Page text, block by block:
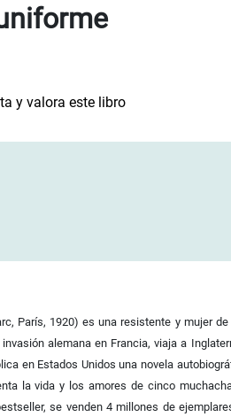
y valora este libro
París, 1920) es una resistente y mujer
alemana en Francia, viaja a
en Estados Unidos una novela
la vida y los amores de cinco
se venden 4 millones de